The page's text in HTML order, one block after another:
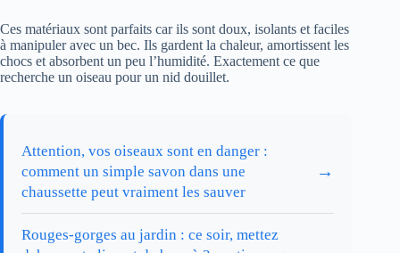
Ces matériaux sont parfaits car ils sont doux, isolants et faciles
à manipuler avec un bec. Ils gardent la chaleur, amortissent les
chocs et absorbent un peu l’humidité. Exactement ce que
recherche un oiseau pour un nid douillet.
Attention, vos oiseaux sont en danger :
comment un simple savon dans une
chaussette peut vraiment les sauver
→
Rouges-gorges au jardin : ce soir, mettez